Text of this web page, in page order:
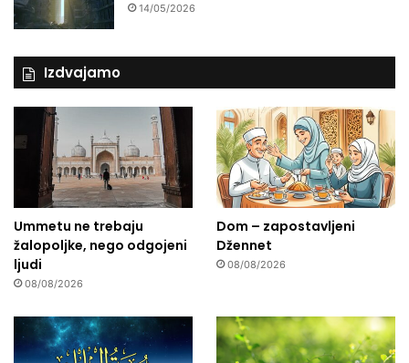
14/05/2026
Izdvajamo
Ummetu ne trebaju
žalopoljke, nego odgojeni
ljudi
08/08/2026
Dom – zapostavljeni
Džennet
08/08/2026